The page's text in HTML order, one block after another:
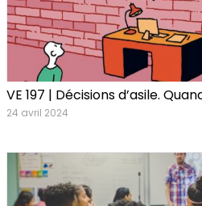
VE 197 | Décisions d’asile.
24 avril 2024